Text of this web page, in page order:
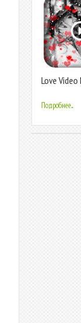
Love Video
Music
Подробнее...